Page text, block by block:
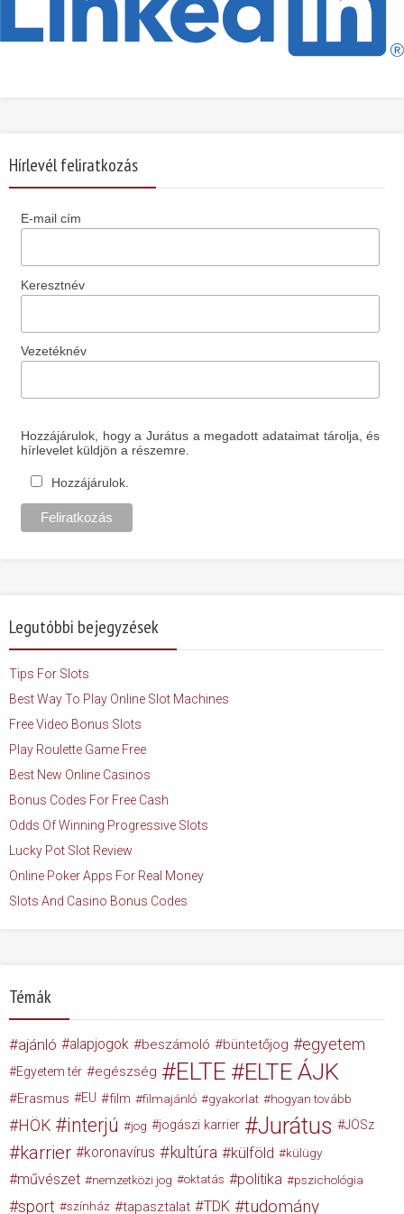
Hírlevél feliratkozás
E-mail cím
Keresztnév
Vezetéknév
Hozzájárulok, hogy a Jurátus a megadott adataimat tárolja, és
hírlevelet küldjön a részemre.
Hozzájárulok.
Legutóbbi bejegyzések
Tips For Slots
Best Way To Play Online Slot Machines
Free Video Bonus Slots
Play Roulette Game Free
Best New Online Casinos
Bonus Codes For Free Cash
Odds Of Winning Progressive Slots
Lucky Pot Slot Review
Online Poker Apps For Real Money
Slots And Casino Bonus Codes
Témák
ajánló alapjogok beszámoló büntetőjog egyetem
Egyetem tér egészség ELTE ELTE ÁJK
Erasmus EU film filmajánló gyakorlat hogyan tovább
HÖK interjú jog jogászi karrier Jurátus JÖSz
karrier koronavírus kultúra külföld külügy
művészet nemzetközi jog oktatás politika pszichológia
sport színház tapasztalat TDK tudomány